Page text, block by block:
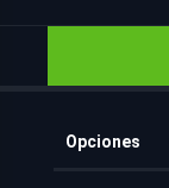
Opciones